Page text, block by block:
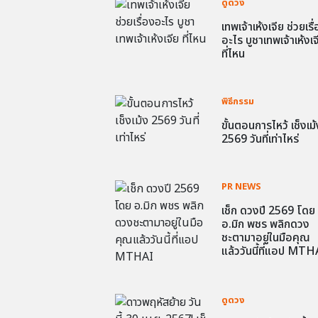
เทพเจ้าเห้งเจีย ช่วยเ
อะไร บูชาเทพเจ้าเห้งเ
ที่ไหน
พิธีกรรม
ขั้นตอนการไหว้ เช็งเ
2569 วันที่เท่าไหร่
PR NEWS
เช็ก ดวงปี 2569 โดย
อ.มิก พชร พลิกดวง
ชะตามาอยู่ในมือคุณ
แล้ววันนี้ที่แอป
ดูดวง